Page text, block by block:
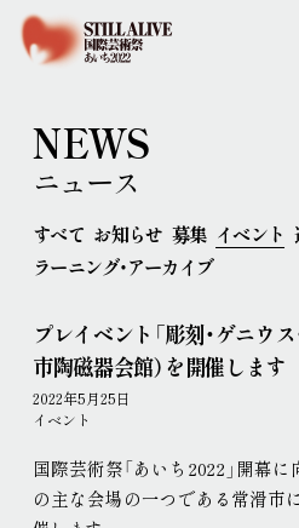
国
ポップ・アップ
舞台芸術公募
連
NEWS
ニュース
すべて お知らせ 募集 イベント
ラーニング・アーカイブ
プレイベント「彫刻・ゲニウス
市陶磁器会館）を開催します
2022年5月25日
イベント
国際芸術祭「あいち2022」開幕に
の主な会場の一つである常滑市